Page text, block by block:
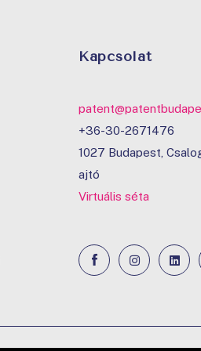
Kapcsolat
+36-30-2671476
1027 Budapest,
ajtó
Virtuális séta